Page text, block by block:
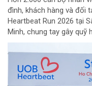
đình, khách hàng và đối
Heartbeat Run 2026 tại
Minh, chung tay gây quỹ